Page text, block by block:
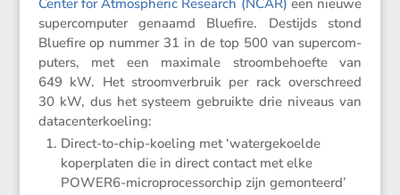
Center for Atmos­p­heric Research (NCAR)een nieuwe
super­com­puter genaamd Bluefire. Destijds stond
Bluefire op nummer 31 in de top 500 van super­com­
pu­ters, met een maximale stroom­be­hoefte van
649 kW. Het stroom­ver­bruik per rack overschreed
30 kW, dus het systeem gebruikte drie niveaus van
datacenterkoeling:
Direct-to-chip-koeling met ‘water­ge­koelde
koper­platen die in direct contact met elke
POWER6-micro­pro­ces­sor­chip zijn gemonteerd’